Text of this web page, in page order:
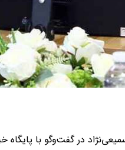
در گفت‌وگو با پایگاه